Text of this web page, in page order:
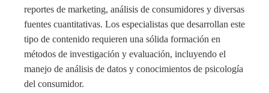
reportes de marketing, análisis de consumidores y diversas
fuentes cuantitativas. Los especialistas que desarrollan este
tipo de contenido requieren una sólida formación en
métodos de investigación y evaluación, incluyendo el
manejo de análisis de datos y conocimientos de psicología
del consumidor.